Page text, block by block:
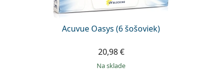
Acuvue Oasys (6 šošoviek)
20,98 €
na sklade